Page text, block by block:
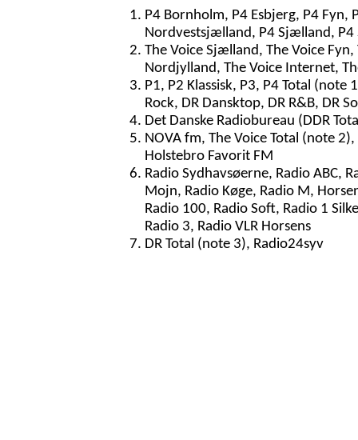
P4 Bornholm, P4 Esbjerg, P4
Nordvestsjælland, P4 Sjælland, P4
The Voice Sjælland, The Voice
Nordjylland, The Voice Internet,
P1, P2 Klassisk, P3, P4 Total (note
Rock, DR Dansktop, DR R&B, DR
Det Danske Radiobureau (DDR
NOVA fm, The Voice Total (note
Holstebro Favorit FM
Radio Sydhavsøerne, Radio ABC,
Mojn, Radio Køge, Radio M,
Radio 100, Radio Soft, Radio 1
Radio 3, Radio VLR Horsens
DR Total (note 3), Radio24syv